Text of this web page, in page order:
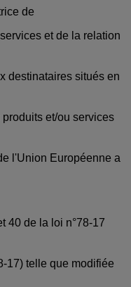
de
et de la relation
destinataires situés en
et/ou services
l'Union Européenne a
40 de la loi n°78-17
17) telle que modifiée